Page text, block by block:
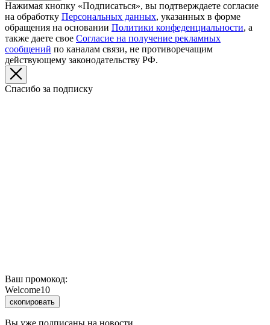
Нажимая кнопку «Подписаться», вы подтверждаете согласие
на обработку Персональных данных, указанных в форме
обращения на основании Политики конфеденциальности, а
также даете свое Согласие на получение рекламных
сообщений по каналам связи, не противоречащим
действующему законодательству РФ.
Спасибо за подписку
Ваш промокод:
Welcome10
скопировать
Вы уже подписаны на новости